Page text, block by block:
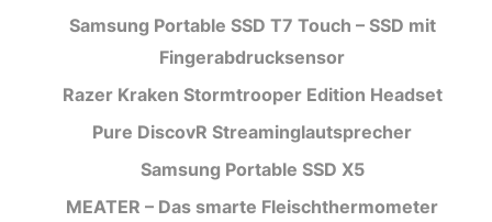
Samsung Portable SSD T7 Touch – SSD mit
Fingerabdrucksensor
Razer Kraken Stormtrooper Edition Headset
Pure DiscovR Streaminglautsprecher
Samsung Portable SSD X5
MEATER – Das smarte Fleischthermometer